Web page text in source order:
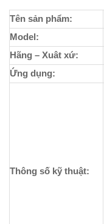
Tên sản phẩm:
Model:
Hãng – Xuât xứ:
Ứng dụng:
Thông số kỹ thuật: